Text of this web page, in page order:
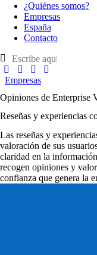
¿Quiénes somos?
Empresas
España
Contacto
Empresas
Opiniones de Enterprise
Reseñas y experiencias
Las reseñas y
valoración de sus
claridad en la
recogen opiniones y
confianza que genera la